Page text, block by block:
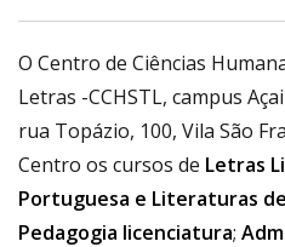
O Centro de Ciências
Letras -CCHSTL, campus
rua Topázio, 100, Vila São
Centro os cursos de Letras
Portuguesa e Literaturas
Pedagogia licenciatura;